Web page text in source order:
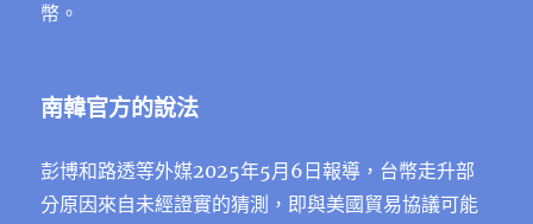
幣。
南韓官方的說法
彭博和路透等外媒2025年5月6日報導，台幣走升部
分原因來自未經證實的猜測，即與美國貿易協議可能